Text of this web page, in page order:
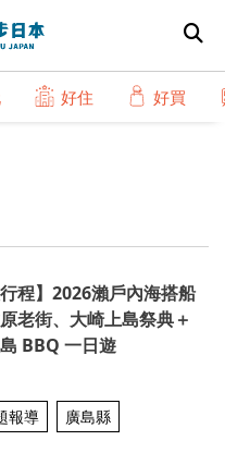
好住 好買
行程】2026瀨戶內海搭船
老街、大崎上島祭典＋
BBQ 一日遊
報導
廣島縣